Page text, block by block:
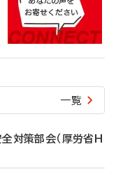
一覧
対策部会（厚労省H